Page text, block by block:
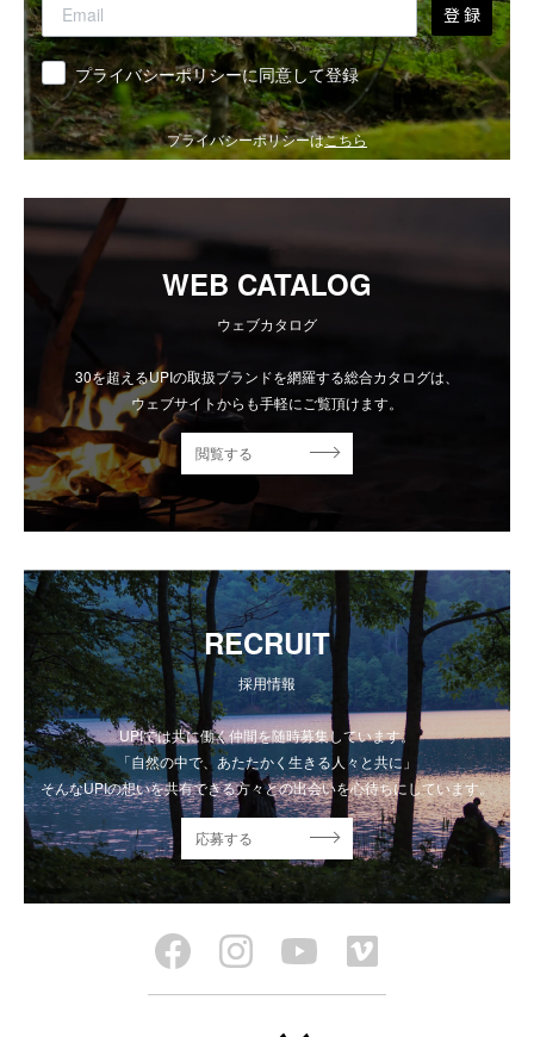
登 録
同意 プライバシーポリシーに同意して登録
プライバシーポリシーはこちら
WEB CATALOG
ウェブカタログ
30を超えるUPIの取扱ブランドを網羅する総合カタログは、
ウェブサイトからも手軽にご覧頂けます。
閲覧する
RECRUIT
採用情報
UPIでは共に働く仲間を随時募集しています。
「自然の中で、あたたかく生きる人々と共に」
そんなUPIの想いを共有できる方々との出会いを心待ちにしています。
応募する